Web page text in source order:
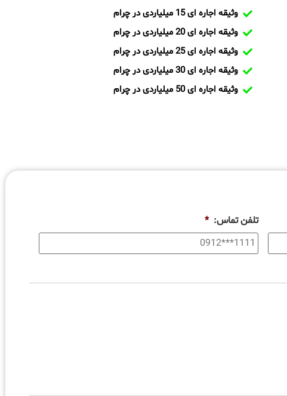
وثیقه اجاره ای 15 میلیاردی در چرام
وثیقه اجاره ای 20 میلیاردی در چرام
وثیقه اجاره ای 25 میلیاردی در چرام
وثیقه اجاره ای 30 میلیاردی در چرام
وثیقه اجاره ای 50 میلیاردی در چرام
تلفن تماس: *